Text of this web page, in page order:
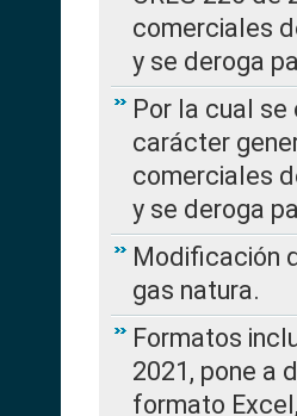
comerciales
y se deroga
Por la cual
carácter
comerciales
y se deroga
Modificación
gas natura.
Formatos
2021, pone a
formato